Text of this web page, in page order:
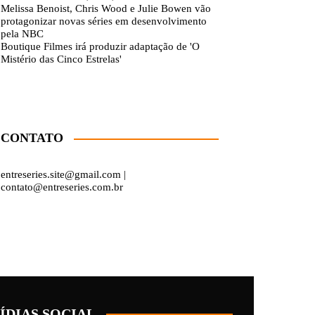
Melissa Benoist, Chris Wood e Julie Bowen vão
protagonizar novas séries em desenvolvimento
pela NBC
Boutique Filmes irá produzir adaptação de 'O
Mistério das Cinco Estrelas'
CONTATO
entreseries.site@gmail.com |
contato@entreseries.com.br